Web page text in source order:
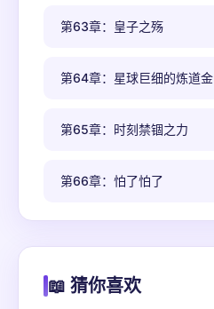
第63章：皇子之殇
第64章：星球巨细的炼道金
第65章：时刻禁锢之力
第66章：怕了怕了
📖 猜你喜欢